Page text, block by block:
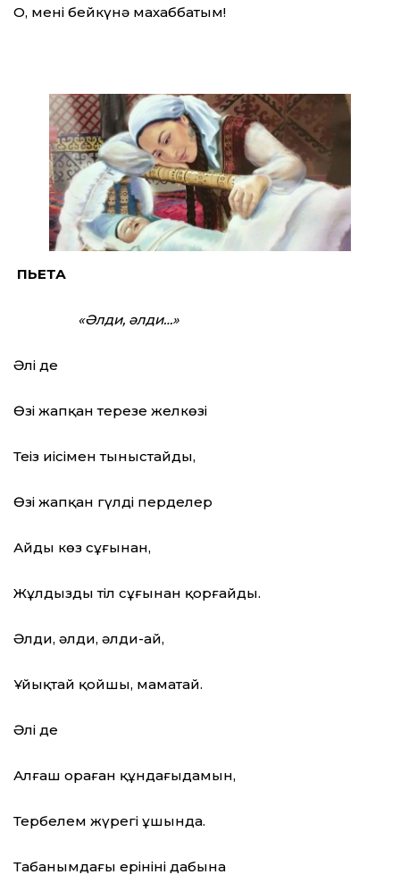
О, менің бейкүнә махаббатым!
ПЬЕТА
«Әлди, әлди…»
Әлі де
Өзің жапқан терезе желкөзі
Теңіз иісімен тыныстайды,
Өзің жапқан гүлді перделер
Айдың көз сұғынан,
Жұлдыздың тіл сұғынан қорғайды.
Әлди, әлди, әлди-ай,
Ұйықтай қойшы, маматай.
Әлі де
Алғаш ораған құндағыңдамын,
Тербелем жүрегің ұшында.
Табанымдағы ерініңнің дабына